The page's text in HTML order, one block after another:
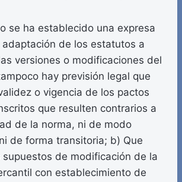
se ha establecido una expresa
de los estatutos a
versiones o modificaciones del
hay previsión legal que
o vigencia de los pactos
que resulten contrarios a
de la norma, ni de modo
de forma transitoria; b) Que
supuestos de modificación de la
con establecimiento de